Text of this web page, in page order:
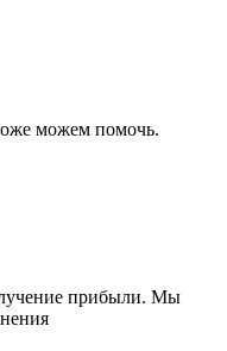
можем помочь.
прибыли. Мы